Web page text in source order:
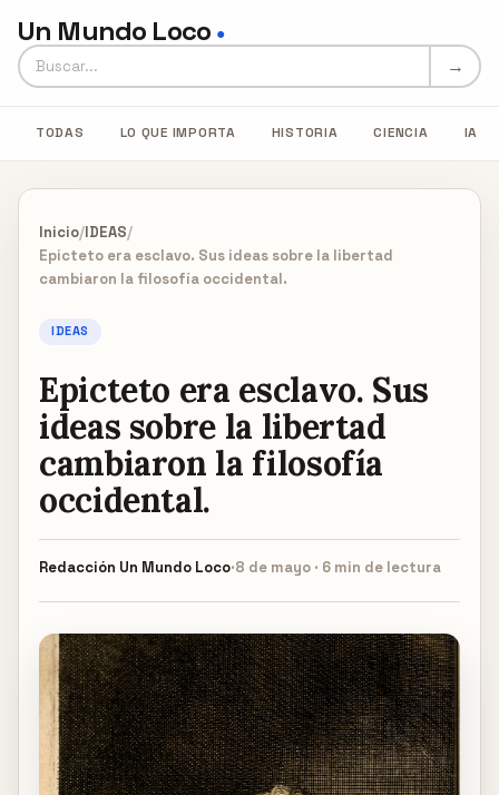
Un Mundo Loco ●
Buscar en Un Mundo Loco →
TODAS LO QUE IMPORTA HISTORIA CIENCIA IA
Inicio/IDEAS/
Epicteto era esclavo. Sus ideas sobre la libertad
cambiaron la filosofía occidental.
IDEAS
Epicteto era esclavo. Sus
ideas sobre la libertad
cambiaron la filosofía
occidental.
Redacción Un Mundo Loco·8 de mayo · 6 min de lectura